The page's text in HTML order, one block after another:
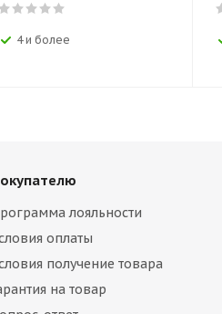
4 и более
лояльности
оплаты
получение товара
на товар